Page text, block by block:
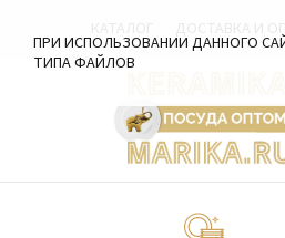
ДОСТАВКА И
ПРИ ИСПОЛЬЗОВАНИИ ДАННОГО
ТИПА ФАЙЛОВ